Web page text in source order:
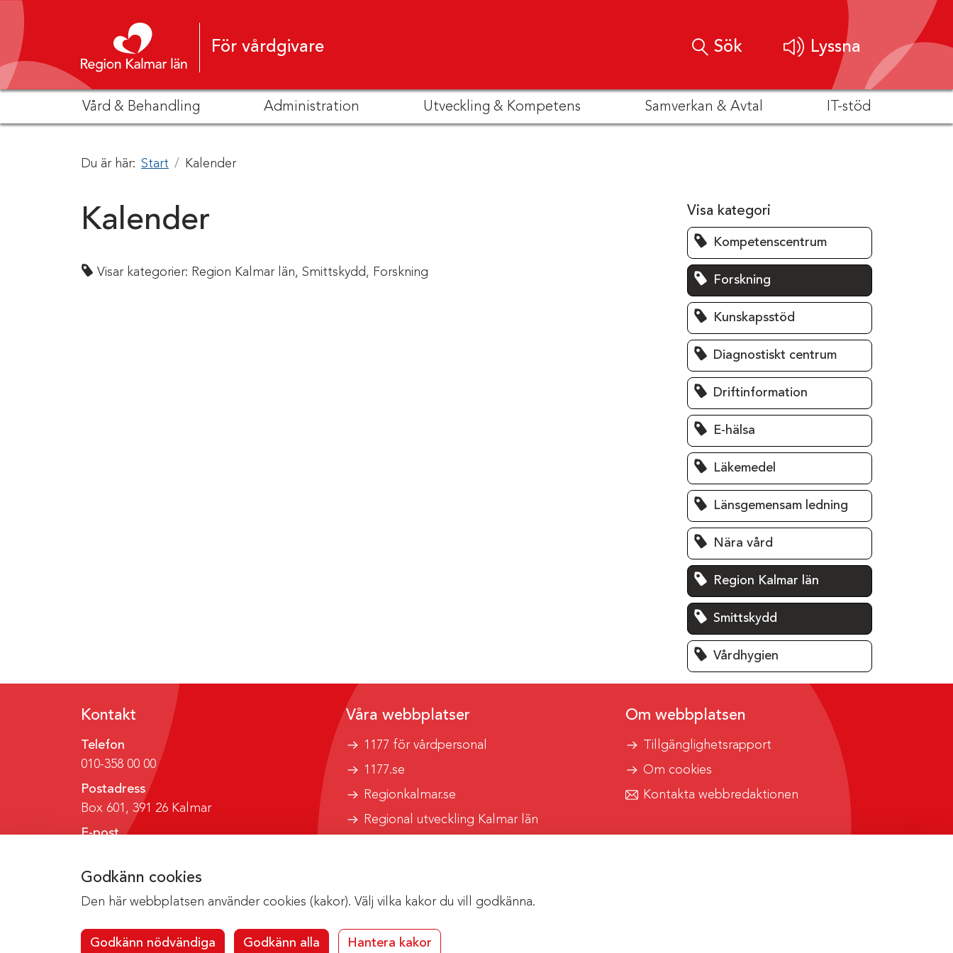
Godkänn cookies
Den här webbplatsen använder cookies (kakor). Välj vilka kakor du vill godkänna.
Godkänn nödvändiga Godkänn alla Hantera kakor
Hoppa till innehåll
För vårdgivare Sök Lyssna
Vård & Behandling Administration Utveckling & Kompetens Samverkan & Avtal IT-stöd
Du är här: Start Kalender
Kalender
Visar kategorier: Region Kalmar län, Smittskydd, Forskning
Visa kategori
Kompetenscentrum
Forskning
Kunskapsstöd
Diagnostiskt centrum
Driftinformation
E-hälsa
Läkemedel
Länsgemensam ledning
Nära vård
Region Kalmar län
Smittskydd
Vårdhygien
Kontakt
Telefon
010-358 00 00
Postadress
Box 601, 391 26 Kalmar
E-post
Våra webbplatser
1177 för vårdpersonal
1177.se
Regionkalmar.se
Regional utveckling Kalmar län
Om webbplatsen
Tillgänglighetsrapport
Om cookies
Kontakta webbredaktionen